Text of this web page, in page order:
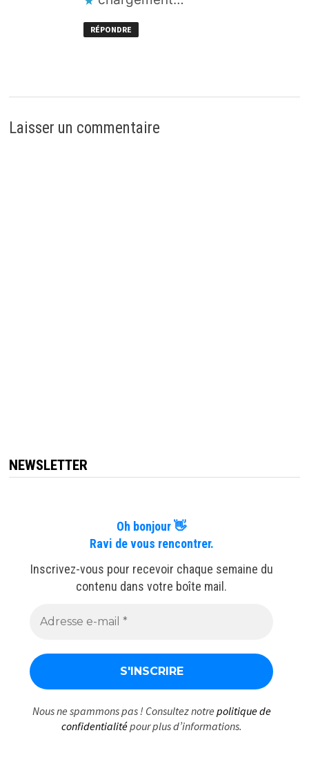
RÉPONDRE
Laisser un commentaire
NEWSLETTER
Oh bonjour 👋
Ravi de vous rencontrer.
Inscrivez-vous pour recevoir chaque semaine du
contenu dans votre boîte mail.
Nous ne spammons pas ! Consultez notre politique de
confidentialitépour plus d’informations.